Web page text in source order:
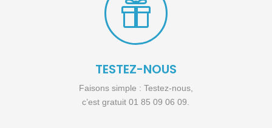

TESTEZ-NOUS
Faisons simple : Testez-nous,
c’est gratuit 01 85 09 06 09.